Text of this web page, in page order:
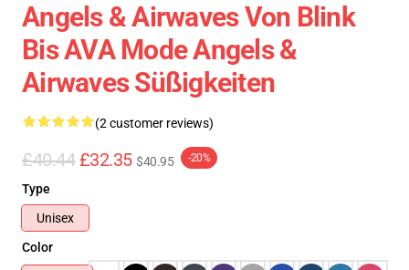
Angels & Airwaves Von Blink
Bis AVA Mode Angels &
Airwaves Süßigkeiten
(2 customer reviews)
£40.44 £32.35 $40.95 -20%
Type
Unisex
Color